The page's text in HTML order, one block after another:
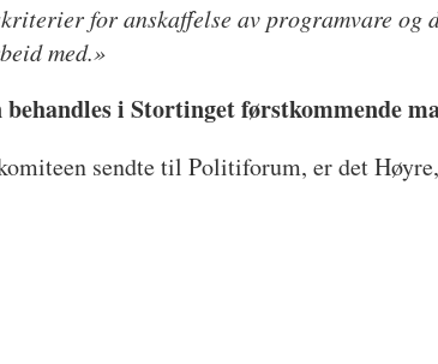
for anskaffelse av programvare
med.»
i Stortinget førstkommende
sendte til Politiforum, er det